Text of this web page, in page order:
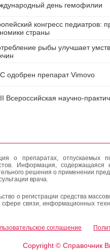
день гемофилии
конгресс педиатров:
страны
рыбы улучшает
одобрен препарат Vimovo
Всероссийская научно-
о препаратах, отпускаемых
Информация,
решения о применении
врача.
о регистрации средства
сфере связи, информационных
соглашение
Copyright ©Справочник